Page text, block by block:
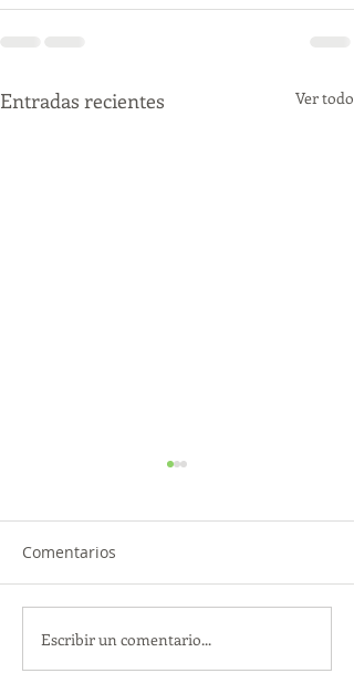
Entradas recientes Ver todo
TourTravelynByFraveo
participó en la
Comentarios
Escribir un comentario...